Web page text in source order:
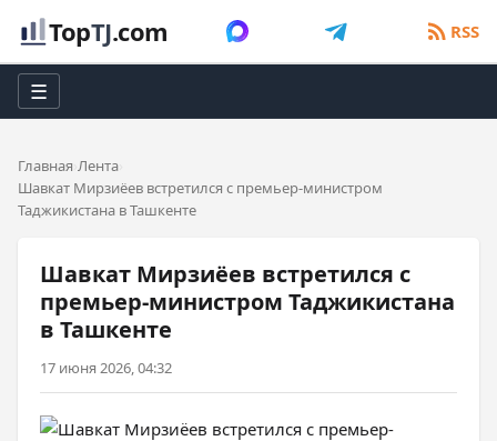
TopTJ.com RSS
☰
Главная Лента
Шавкат Мирзиёев встретился с премьер-министром
Таджикистана в Ташкенте
Шавкат Мирзиёев встретился с
премьер-министром Таджикистана
в Ташкенте
17 июня 2026, 04:32